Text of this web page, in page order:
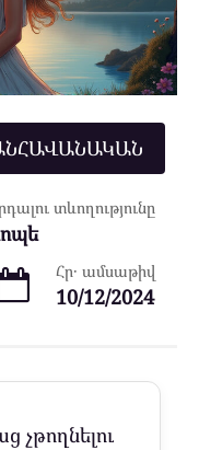
տևողությունը
Հր․ ամսաթիվ
10/12/2024
չթողնելու